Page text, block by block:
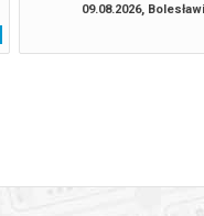
09.08.2026,